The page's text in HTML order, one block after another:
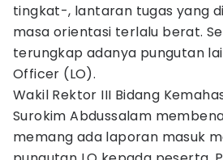
tingkat-, lantaran tugas yang
masa orientasi terlalu berat.
terungkap adanya pungutan
Officer (LO).
Wakil Rektor III Bidang
Surokim Abdussalam
memang ada laporan masuk